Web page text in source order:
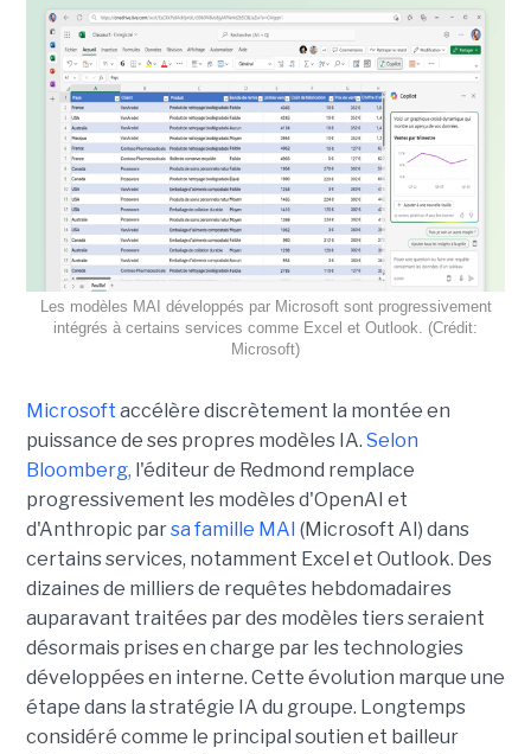
Les modèles MAI développés par Microsoft sont progressivement
intégrés à certains services comme Excel et Outlook. (Crédit:
Microsoft)
Microsoft accélère discrètement la montée en
puissance de ses propres modèles IA. Selon
Bloomberg, l'éditeur de Redmond remplace
progressivement les modèles d'OpenAI et
d'Anthropic parsa famille MAI (Microsoft AI) dans
certains services, notamment Excel et Outlook. Des
dizaines de milliers de requêtes hebdomadaires
auparavant traitées par des modèles tiers seraient
désormais prises en charge par les technologies
développées en interne. Cette évolution marque une
étape dans la stratégie IA du groupe. Longtemps
considéré comme le principal soutien et bailleur